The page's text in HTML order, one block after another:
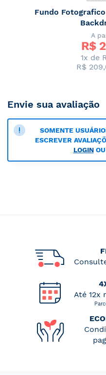
Fundo
A
R$
1x de
R$
Envie sua avaliação
SOMENTE
ESCREVER
LOGINOU
Até 12x